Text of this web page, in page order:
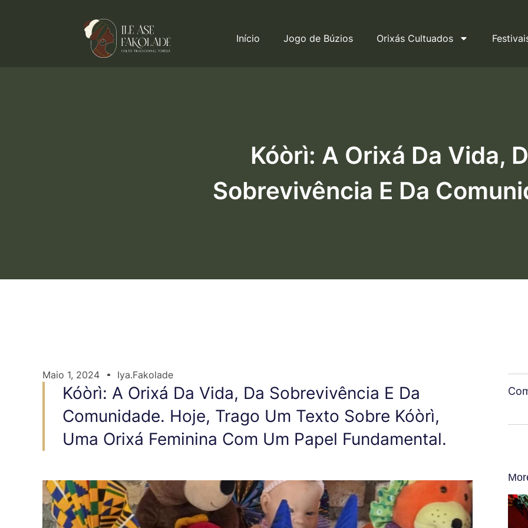
Início Jogo de Búzios Orixás Cultuados
Kóòrì: A Orixá Da Vida,
Sobrevivência E Da
Maio 1, 2024 Iya.fakolade
Kóòrì: A Orixá Da Vida, Da Sobrevivência E Da
Comunidade. Hoje, Trago Um Texto Sobre Kóòrì,
Uma Orixá Feminina Com Um Papel Fundamental.